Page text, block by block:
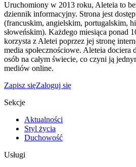
Uruchomiony w 2013 roku, Aleteia to
dziennik informacyjny. Strona jest
(francuskim, angielskim, portugalskim,
słoweńskim). Każdego miesiąca ponad
korzysta z Aletei poprzez jej stronę
media społecznościowe. Aleteia
osób na całym świecie, co czyni ją
mediów online.
Zapisz sięZaloguj się
Sekcje
Aktualności
Styl życia
Duchowość
Usługi